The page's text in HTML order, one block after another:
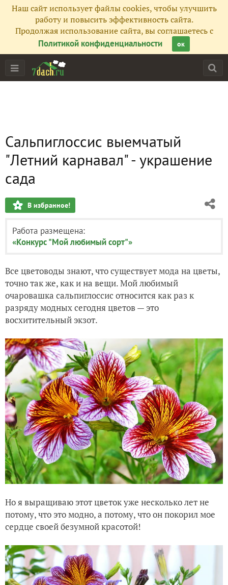
Наш сайт использует файлы cookies, чтобы улучшить
работу и повысить эффективность сайта.
Продолжая использование сайта, вы соглашаетесь с
Политикой конфиденциальности
ок
Сальпиглоссис выемчатый
"Летний карнавал" - украшение
сада
В избранное!
Работа размещена:
«Конкурс "Мой любимый сорт"»
Все цветоводы знают, что существует мода на цветы,
точно так же, как и на вещи. Мой любимый
очаровашка сальпиглоссис относится как раз к
разряду модных сегодня цветов — это
восхитительный экзот.
Но я выращиваю этот цветок уже несколько лет не
потому, что это модно, а потому, что он покорил мое
сердце своей безумной красотой!